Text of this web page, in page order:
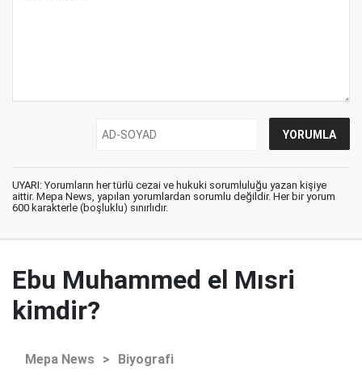
UYARI: Yorumların her türlü cezai ve hukuki sorumluluğu yazan kişiye
aittir. Mepa News, yapılan yorumlardan sorumlu değildir. Her bir yorum
600 karakterle (boşluklu) sınırlıdır.
Ebu Muhammed el Mısri
kimdir?
Mepa News > Biyografi